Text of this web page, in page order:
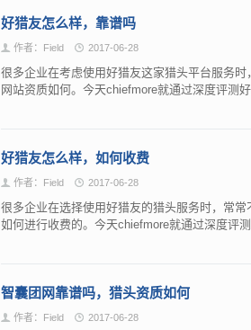
好猎友怎么样，靠谱吗
作者：Field 2017-06-28
很多企业在考虑使用好猎友这家猎头平台服务
网站资质如何。今天chiefmore就通过深度评测
好猎友怎么样，如何收费
作者：Field 2017-06-28
很多企业在选择使用好猎友的猎头服务时，常
如何进行收费的。今天chiefmore就通过深度评
智囊团网靠谱吗，猎头资质如何
作者：Field 2017-06-28